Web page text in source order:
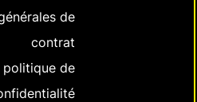
de
contrat
politique de